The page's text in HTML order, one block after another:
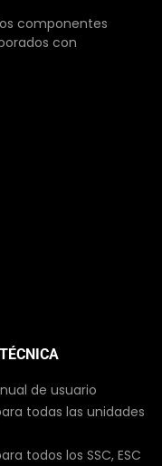
componentes
con
de usuario
todas las unidades
todos los SSC, ESC